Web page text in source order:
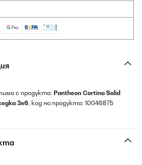
с продукта: Pantheon Cortina Solid
3x6, код на продукта: 10046875